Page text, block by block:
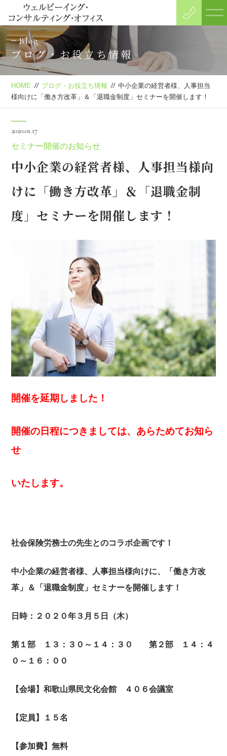
Blog
ブログ・お役立ち情報
HOME // ブログ・お役立ち情報 // 中小企業の経営者様、人事担当
様向けに「働き方改革」＆「退職金制度」セミナーを開催します！
2020.01.17
セミナー開催のお知らせ
中小企業の経営者様、人事担当様向
けに「働き方改革」＆「退職金制
度」セミナーを開催します！
開催を延期しました！
開催の日程につきましては、 あらためてお知ら
せ
いたします。
社会保険労務士の先生とのコラボ企画です！
中小企業の経営者様、人事担当様向けに、「働き方改
革」＆「退職金制度」セミナーを開催します！
日時：２０２０年３月５日（木）
第１部 １３：３０～１４：３０ 第２部 １４：４
０～１６：００
【会場】和歌山県民文化会館 ４０６会議室
【定員】１５名
【参加費】無料